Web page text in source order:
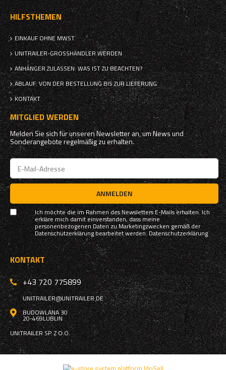
HILFSTHEMEN
EINKAUF OHNE MWST.
UNITRAILER-GROSSHÄNDLER WERDEN
ANHÄNGER ZULASSEN: WAS IST ZU BEACHTEN?
ABLAUF: VON DER BESTELLUNG BIS ZUR LIEFERUNG
KONTAKT
MITGLIED WERDEN
Melden Sie sich für unseren Newsletter an, um News und
Sonderangebote regelmäßig zu erhalten.
ANMELDEN
Ich möchte die im Rahmen des Newsletters E-Mails erhalten. Ich
erkläre mich damit einverstanden, dass meine
personenbezogenen Daten zu Marketingzwecken gemäß der
Datenschutzerklärung bearbeitet werden.Datenschutzerklärung
KONTAKT
+43 720 775899
UNITRAILER@UNITRAILER.DE
BUDOWLANA 30
20-469LUBLIN
UNITRAILER SP. Z O.O.